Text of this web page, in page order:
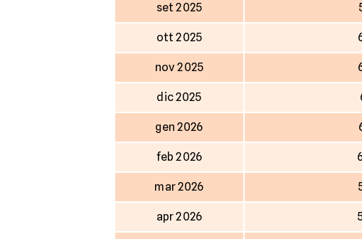
set 2025
ott 2025
nov 2025
dic 2025
gen 2026
feb 2026
mar 2026
apr 2026